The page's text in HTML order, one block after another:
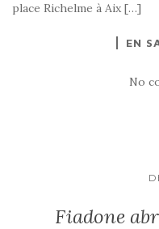
place Richelme à Aix […]
EN
No
Fiadone